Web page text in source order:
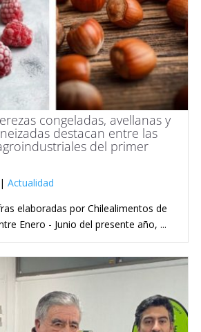
congeladas, avellanas y
destacan entre las
del primer
Actualidad
elaboradas por Chilealimentos de
Enero - Junio del presente año, ...